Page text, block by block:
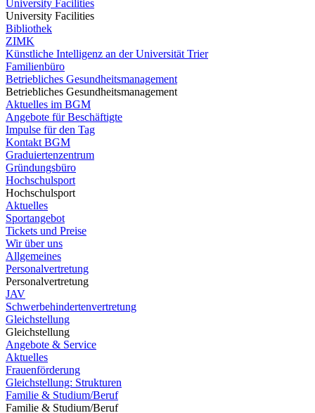
University Facilities
University Facilities
Bibliothek
ZIMK
Künstliche Intelligenz an der Universität Trier
Familienbüro
Betriebliches Gesundheitsmanagement
Betriebliches Gesundheitsmanagement
Aktuelles im BGM
Angebote für Beschäftigte
Impulse für den Tag
Kontakt BGM
Graduiertenzentrum
Gründungsbüro
Hochschulsport
Hochschulsport
Aktuelles
Sportangebot
Tickets und Preise
Wir über uns
Allgemeines
Personalvertretung
Personalvertretung
JAV
Schwerbehindertenvertretung
Gleichstellung
Gleichstellung
Angebote & Service
Aktuelles
Frauenförderung
Gleichstellung: Strukturen
Familie & Studium/Beruf
Familie & Studium/Beruf